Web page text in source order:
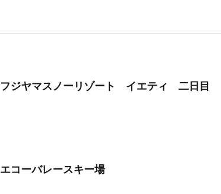
フジヤマスノーリゾート イエティ 二日目
エコーバレースキー場